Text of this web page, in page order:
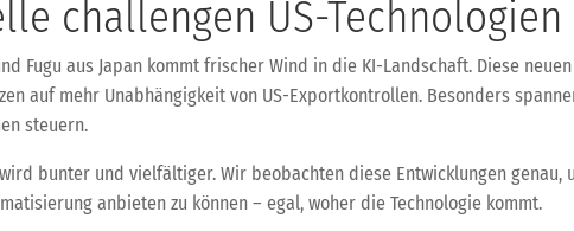
challengen US-Technologien
Fugu aus Japan kommt frischer Wind in die KI-Landschaft. Diese
auf mehr Unabhängigkeit von US-Exportkontrollen. Besonders
steuern.
bunter und vielfältiger. Wir beobachten diese Entwicklungen
anbieten zu können – egal, woher die Technologie kommt.